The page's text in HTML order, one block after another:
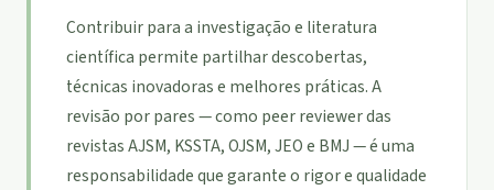
Contribuir para a investigação e literatura
científica permite partilhar descobertas,
técnicas inovadoras e melhores práticas. A
revisão por pares — como peer reviewer das
revistas AJSM, KSSTA, OJSM, JEO e BMJ — é uma
responsabilidade que garante o rigor e qualidade